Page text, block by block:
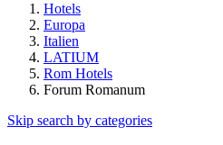
Hotels
Europa
Italien
LATIUM
Rom Hotels
Forum Romanum
Skip search by categories